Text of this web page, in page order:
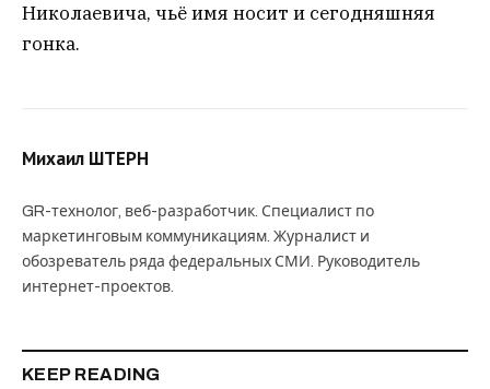
Николаевича, чьё имя носит и сегодняшняя
гонка.
Михаил ШТЕРН
GR-технолог, веб-разработчик. Специалист по
маркетинговым коммуникациям. Журналист и
обозреватель ряда федеральных СМИ. Руководитель
интернет-проектов.
KEEP READING